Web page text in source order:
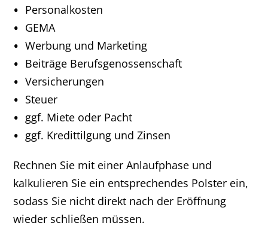
Personalkosten
GEMA
Werbung und Marketing
Beiträge Berufsgenossenschaft
Versicherungen
Steuer
ggf. Miete oder Pacht
ggf. Kredittilgung und Zinsen
Rechnen Sie mit einer Anlaufphase und
kalkulieren Sie ein entsprechendes Polster ein,
sodass Sie nicht direkt nach der Eröffnung
wieder schließen müssen.